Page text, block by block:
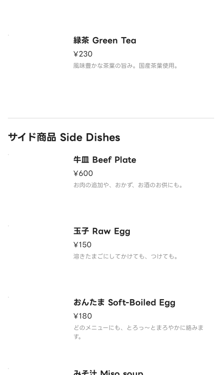
緑茶 Green Tea
¥230
風味豊かな茶葉の旨み。国産茶葉使用。
サイド商品 Side Dishes
牛皿 Beef Plate
¥600
お肉の追加や、おかず、お酒のお供にも。
玉子 Raw Egg
¥150
溶きたまごにしてかけても、つけても。
おんたま Soft-Boiled Egg
¥180
どのメニューにも、とろっ～とまろやかに絡みま
す。